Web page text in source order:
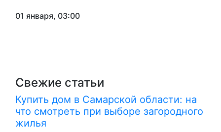
01 января, 03:00
Свежие статьи
Купить дом в Самарской области: на
что смотреть при выборе загородного
жилья